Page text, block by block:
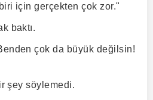
için gerçekten çok zor."
baktı.
çok da büyük değilsin!
şey söylemedi.